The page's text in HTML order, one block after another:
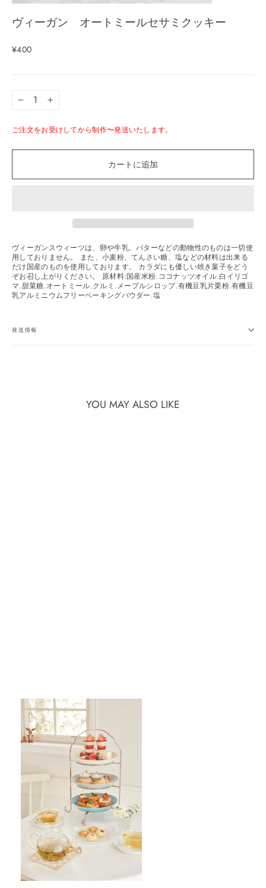
ヴィーガン オートミールセサミクッキー
¥400
ご注文をお受けしてから制作〜発送いたします。
カートに追加
ヴィーガンスウィーツは、卵や牛乳、バターなどの動物性のものは一切使
用しておりません。 また、小麦粉、てんさい糖、塩などの材料は出来る
だけ国産のものを使用しております。 カラダにも優しい焼き菓子をどう
ぞお召し上がりください。 原材料:国産米粉.ココナッツオイル.白イリゴ
マ.甜菜糖.オートミール.クルミ.メープルシロップ.有機豆乳片栗粉.有機豆
乳アルミニウムフリーベーキングパウダー.塩
発送情報
YOU MAY ALSO LIKE